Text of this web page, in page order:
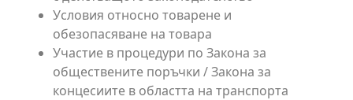
Условия относно товарене и
обезопасяване на товара
Участие в процедури по Закона за
обществените поръчки / Закона за
концесиите в областта на транспорта